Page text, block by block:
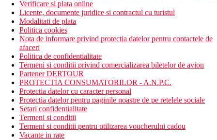
Verificare si plata online
Licente, documente juridice si contractul cu turistul
Modalitati de plata
Politica cookies
Nota de informare privind protectia datelor pentru contactele de
afaceri
Politica de confidentialitate
Termeni si conditii privind comercializarea biletelor de avion
Partener DERTOUR
PROTECTIA CONSUMATORILOR - A.N.P.C.
Protectia datelor cu caracter personal
Protectia datelor pentru paginile noastre de pe retelele sociale
Setari confidentialitate
Termeni si conditii
Termeni si conditii pentru utilizarea voucherului cadou
Vacante in rate